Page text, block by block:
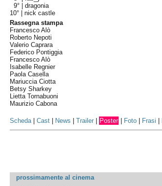
9° |dragonia
10° |nick castle
Rassegna stampa
Francesco Alò
Roberto Nepoti
Valerio Caprara
Federico Pontiggia
Francesco Alò
Isabelle Regnier
Paola Casella
Mariuccia Ciotta
Betsy Sharkey
Lietta Tornabuoni
Maurizio Cabona
Scheda|Cast News |Trailer Poster Foto Frasi
prossimamente al cinema